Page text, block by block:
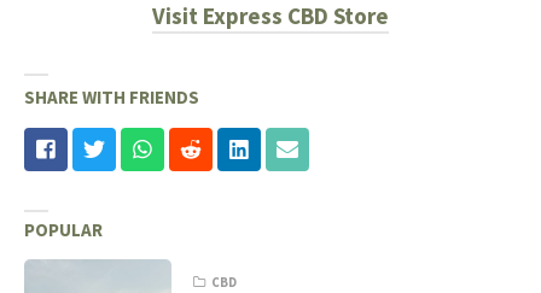
Visit Express CBD Store
SHARE WITH FRIENDS
POPULAR
CBD